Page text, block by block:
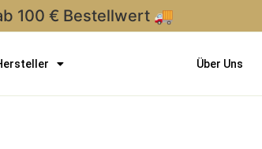
100 € Bestellwert 🚚
Über Uns